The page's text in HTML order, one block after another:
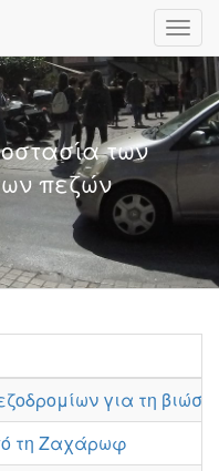
των
πεζών
για τη
τη Ζαχάρωφ